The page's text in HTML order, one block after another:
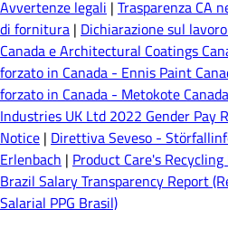
Avvertenze legali | Trasparenza CA
di fornitura | Dichiarazione sul
Canada e Architectural Coatings
forzato in Canada - Ennis Paint
forzato in Canada - Metokote Canada
Industries UK Ltd 2022 Gender Pay
Notice | Direttiva Seveso -
Erlenbach | Product Care's
Brazil Salary Transparency Report
Salarial PPG Brasil)